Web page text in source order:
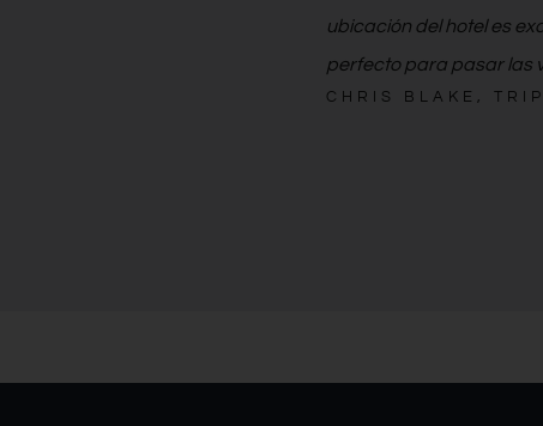
ubicación del hotel es
perfecto para pasar las
CHRIS BLAKE,